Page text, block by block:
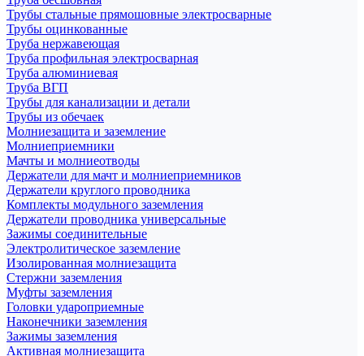
Трубы стальные прямошовные электросварные
Трубы оцинкованные
Труба нержавеющая
Труба профильная электросварная
Труба алюминиевая
Труба ВГП
Трубы для канализации и детали
Трубы из обечаек
Молниезащита и заземление
Молниеприемники
Мачты и молниеотводы
Держатели для мачт и молниеприемников
Держатели круглого проводника
Комплекты модульного заземления
Держатели проводника универсальные
Зажимы соединительные
Электролитическое заземление
Изолированная молниезащита
Стержни заземления
Муфты заземления
Головки удароприемные
Наконечники заземления
Зажимы заземления
Активная молниезащита